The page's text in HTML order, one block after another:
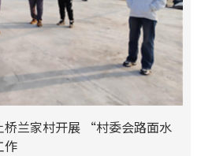
桥兰家村开展 “村委会路面水
作